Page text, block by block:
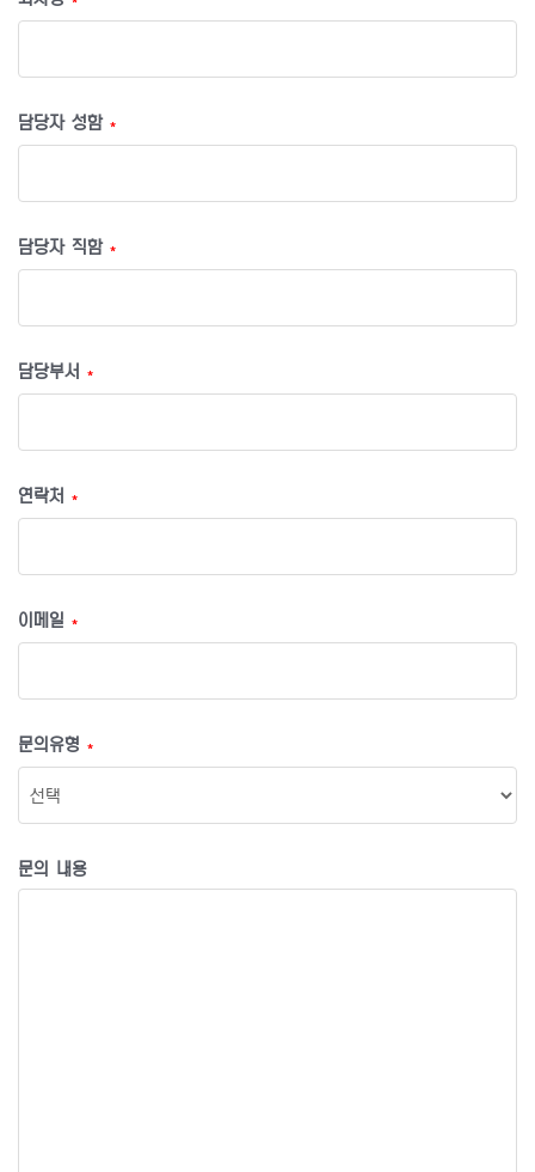
담당자 성함 *
담당자 직함 *
담당부서 *
연락처 *
이메일 *
문의유형 *
문의 내용